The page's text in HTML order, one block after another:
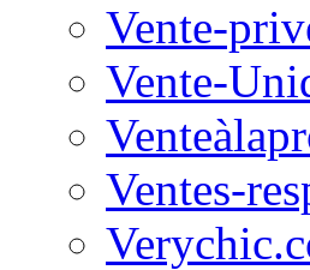
Vente-
Vente-
Ventes-